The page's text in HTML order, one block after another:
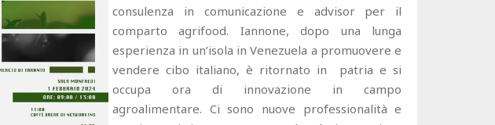
consulenza in comunicazione e advisor per il
comparto agrifood. Iannone, dopo una lunga
esperienza in un’isola in Venezuela a promuovere e
vendere cibo italiano, è ritornato in patria e si
occupa ora di innovazione in campo
agroalimentare. Ci sono nuove professionalità e